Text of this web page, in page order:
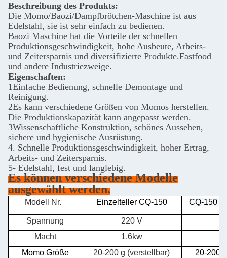
Beschreibung des Produkts:
Die Momo/Baozi/Dampfbrötchen-Maschine ist aus
Edelstahl, sie ist sehr einfach zu bedienen.
Baozi Maschine hat die Vorteile der schnellen
Produktionsgeschwindigkeit, hohe Ausbeute, Arbeits-
und Zeitersparnis und diversifizierte Produkte.Fastfood
und andere Industriezweige.
Eigenschaften:
1Einfache Bedienung, schnelle Demontage und
Reinigung.
2Es kann verschiedene Größen von Momos herstellen.
Die Produktionskapazität kann angepasst werden.
3Wissenschaftliche Konstruktion, schönes Aussehen,
sichere und hygienische Ausrüstung.
4. Schnelle Produktionsgeschwindigkeit, hoher Ertrag,
Arbeits- und Zeitersparnis.
5- Edelstahl, fest und langlebig.
Es können verschiedene Modelle
ausgewählt werden.
Modell Nr. Einzelteller CQ-150 CQ-150
Spannung 220 V
Macht
1.6kw
Momo Größe
20-200 g (verstellbar)
20-200